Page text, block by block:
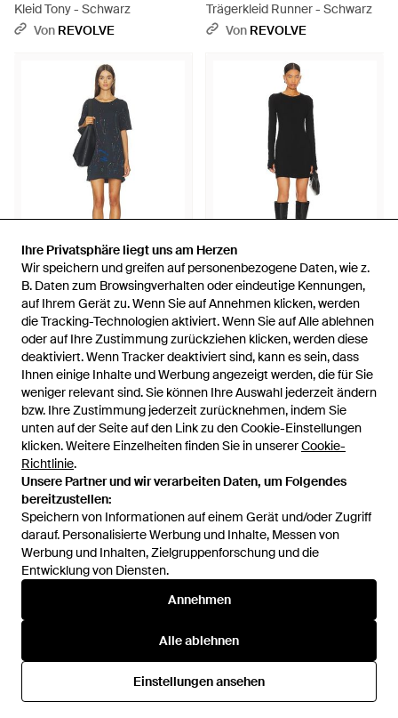
Ihre Privatsphäre liegt uns am Herzen
Wir speichern und greifen auf personenbezogene Daten, wie z.
B. Daten zum Browsingverhalten oder eindeutige Kennungen,
auf Ihrem Gerät zu. Wenn Sie auf Annehmen klicken, werden
die Tracking-Technologien aktiviert. Wenn Sie auf Alle ablehnen
oder auf Ihre Zustimmung zurückziehen klicken, werden diese
deaktiviert. Wenn Tracker deaktiviert sind, kann es sein, dass
Ihnen einige Inhalte und Werbung angezeigt werden, die für Sie
weniger relevant sind. Sie können Ihre Auswahl jederzeit ändern
bzw. Ihre Zustimmung jederzeit zurücknehmen, indem Sie
unten auf der Seite auf den Link zu den Cookie-Einstellungen
klicken. Weitere Einzelheiten finden Sie in unsererCookie-
Richtlinie.
Unsere Partner und wir verarbeiten Daten, um Folgendes
bereitzustellen:
Speichern von Informationen auf einem Gerät und/oder Zugriff
darauf. Personalisierte Werbung und Inhalte, Messen von
Werbung und Inhalten, Zielgruppenforschung und die
Entwicklung von Diensten.
Annehmen
Alle ablehnen
Einstellungen ansehen
Ihre Privatsphäre liegt uns am Herzen
Wir speichern und greifen auf personenbezogene Daten, wie z.
B. Daten zum Browsingverhalten oder eindeutige Kennungen,
auf Ihrem Gerät zu. Wenn Sie auf Annehmen klicken, werden
die Tracking-Technologien aktiviert. Wenn Sie auf Alle ablehnen
oder auf Ihre Zustimmung zurückziehen klicken, werden diese
deaktiviert. Wenn Tracker deaktiviert sind, kann es sein, dass
Ihnen einige Inhalte und Werbung angezeigt werden, die für Sie
weniger relevant sind. Sie können Ihre Auswahl jederzeit ändern
bzw. Ihre Zustimmung jederzeit zurücknehmen, indem Sie
unten auf der Seite auf den Link zu den Cookie-Einstellungen
klicken. Weitere Einzelheiten finden Sie in unsererCookie-
Richtlinie.
Unsere Partner und wir verarbeiten Daten, um Folgendes
bereitzustellen:
Speichern von Informationen auf einem Gerät und/oder Zugriff
darauf. Personalisierte Werbung und Inhalte, Messen von
Werbung und Inhalten, Zielgruppenforschung und die
Entwicklung von Diensten.
Annehmen
Alle ablehnen
Einstellungen ansehen
Kleid Tony - Schwarz
Von REVOLVE
Trägerkleid Runner - Schwarz
Von REVOLVE
112 €
Michael Lauren
T-Shirt-Kleid Burman -
Schwarz
VonREVOLVE
AUSVERKAUFT
68 €
Michael Lauren
Minikleid Randolph - Schwarz
Von REVOLVE
AUSVERKAUFT
International
Hilfe und Informationen